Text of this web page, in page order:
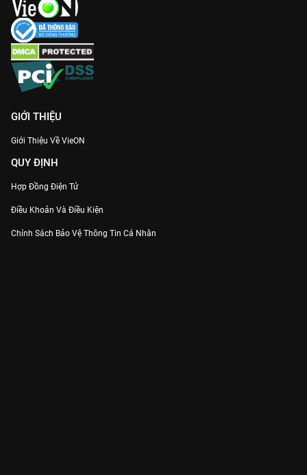
GIỚI THIỆU
Giới Thiệu Về VieON
QUY ĐỊNH
Hợp Đồng Điện Tử
Điều Khoản Và Điều Kiện
Chính Sách Bảo Vệ Thông Tin Cá Nhân